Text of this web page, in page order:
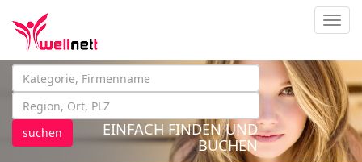
suchen
EINFACH FINDEN UND
BUCHEN